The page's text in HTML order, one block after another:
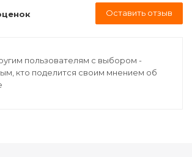
Оставить отзыв
пользователям с выбором -
кто поделится своим мнением об